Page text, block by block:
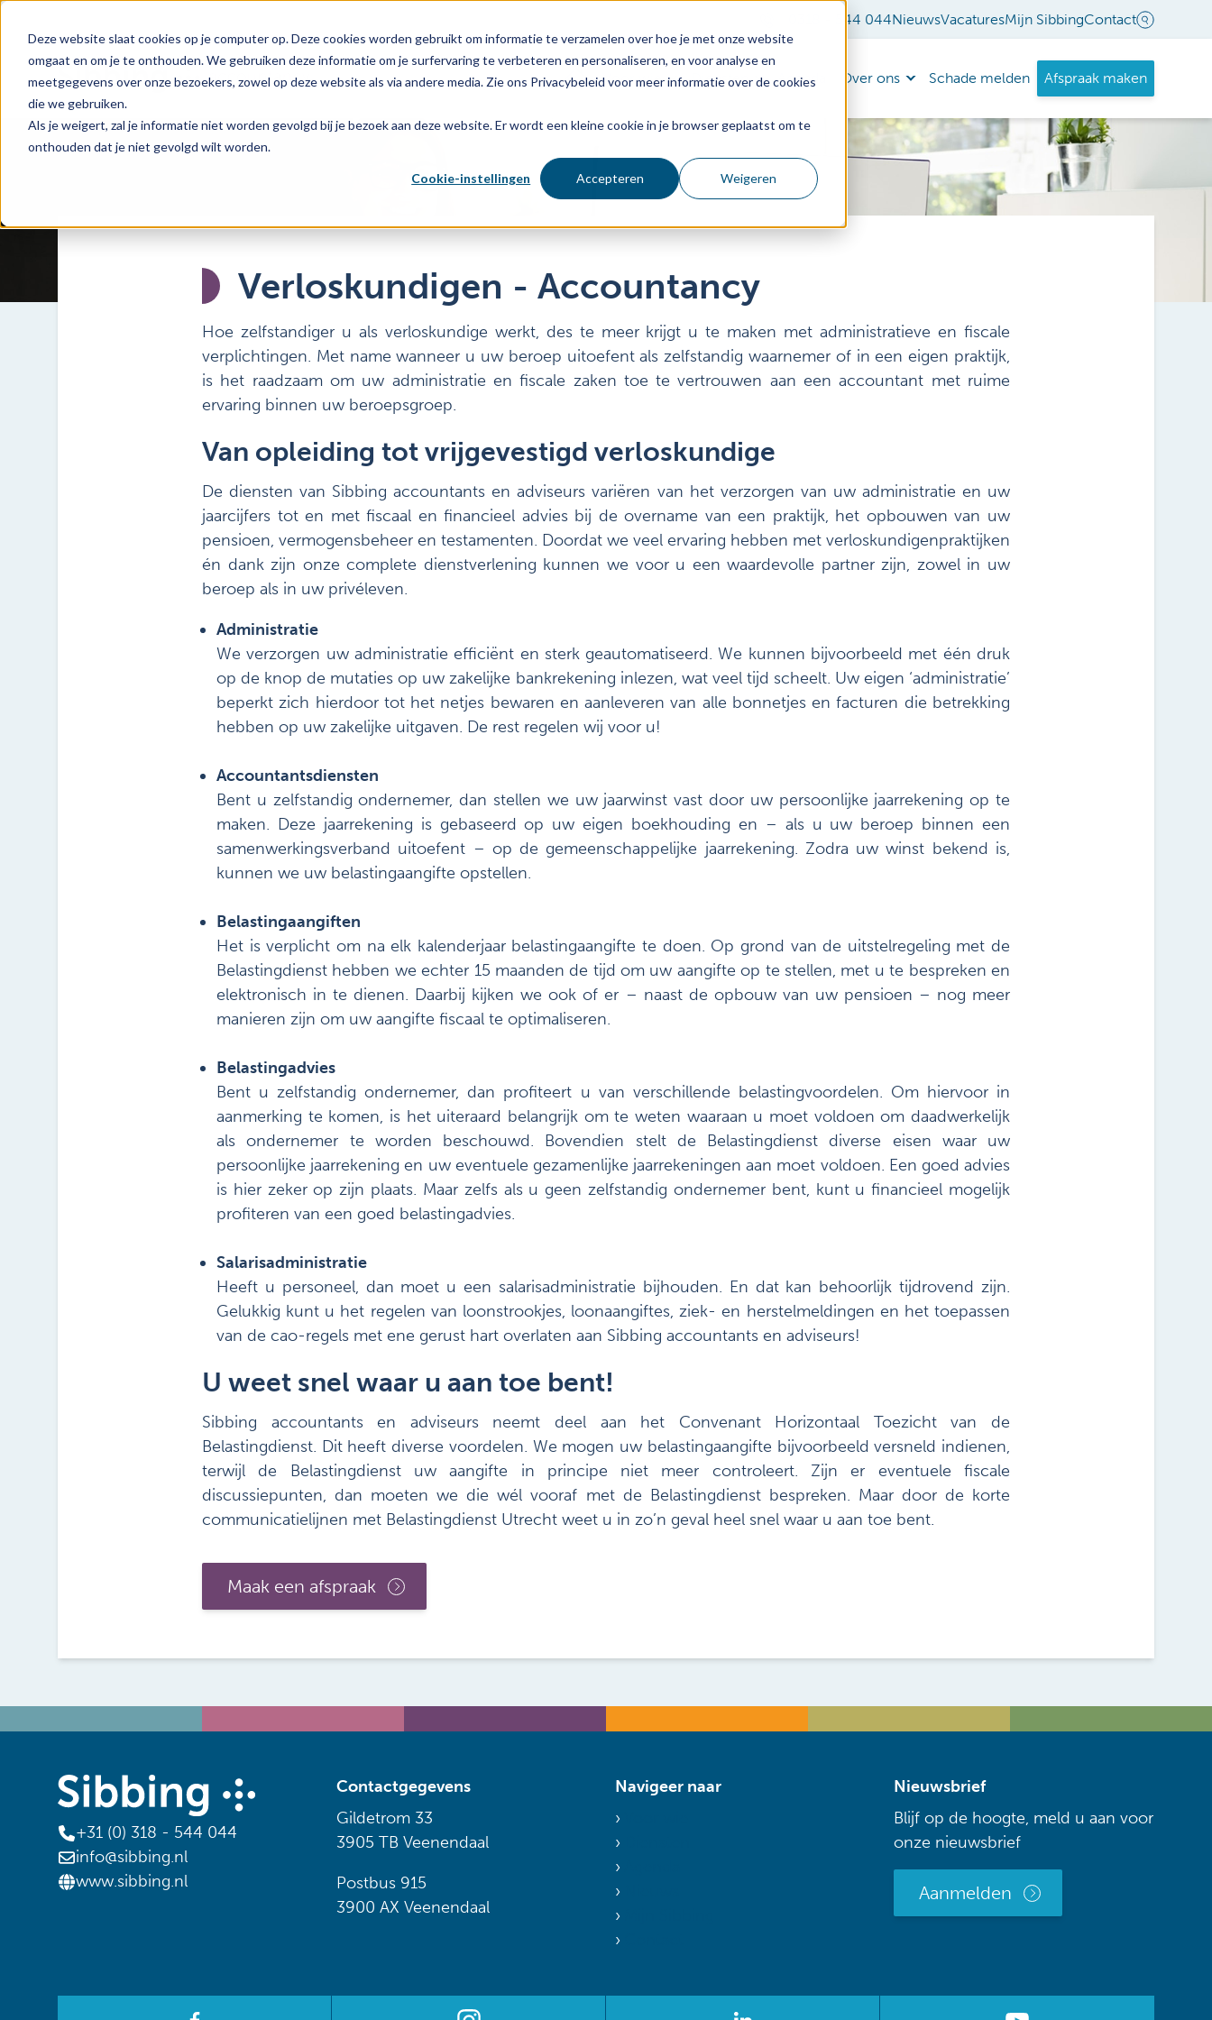
Deze website slaat cookies op je computer op. Deze cookies worden gebruikt om informatie te verzamelen over hoe je met onze website
omgaat en om je te onthouden. We gebruiken deze informatie om je surfervaring te verbeteren en personaliseren, en voor analyse en
meetgegevens over onze bezoekers, zowel op deze website als via andere media. Zie ons Privacybeleid voor meer informatie over de cookies
die we gebruiken.
Als je weigert, zal je informatie niet worden gevolgd bij je bezoek aan deze website. Er wordt een kleine cookie in je browser geplaatst om te
onthouden dat je niet gevolgd wilt worden.
Cookie-instellingen Accepteren Weigeren
0318 - 544 044NieuwsVacaturesMijn SibbingContact
Voor wie Diensten Agenda Over ons Schade melden Afspraak maken
Verloskundigen - Accountancy
Hoe zelfstandiger u als verloskundige werkt, des te meer krijgt u te maken met administratieve en fiscale
verplichtingen. Met name wanneer u uw beroep uitoefent als zelfstandig waarnemer of in een eigen praktijk,
is het raadzaam om uw administratie en fiscale zaken toe te vertrouwen aan een accountant met ruime
ervaring binnen uw beroepsgroep.
Van opleiding tot vrijgevestigd verloskundige
De diensten van Sibbing accountants en adviseurs variëren van het verzorgen van uw administratie en uw
jaarcijfers tot en met fiscaal en financieel advies bij de overname van een praktijk, het opbouwen van uw
pensioen, vermogensbeheer en testamenten. Doordat we veel ervaring hebben met verloskundigenpraktijken
én dank zijn onze complete dienstverlening kunnen we voor u een waardevolle partner zijn, zowel in uw
beroep als in uw privéleven.
Administratie
We verzorgen uw administratie efficiënt en sterk geautomatiseerd. We kunnen bijvoorbeeld met één druk
op de knop de mutaties op uw zakelijke bankrekening inlezen, wat veel tijd scheelt. Uw eigen ‘administratie’
beperkt zich hierdoor tot het netjes bewaren en aanleveren van alle bonnetjes en facturen die betrekking
hebben op uw zakelijke uitgaven. De rest regelen wij voor u!
Accountantsdiensten
Bent u zelfstandig ondernemer, dan stellen we uw jaarwinst vast door uw persoonlijke jaarrekening op te
maken. Deze jaarrekening is gebaseerd op uw eigen boekhouding en – als u uw beroep binnen een
samenwerkingsverband uitoefent – op de gemeenschappelijke jaarrekening. Zodra uw winst bekend is,
kunnen we uw belastingaangifte opstellen.
Belastingaangiften
Het is verplicht om na elk kalenderjaar belastingaangifte te doen. Op grond van de uitstelregeling met de
Belastingdienst hebben we echter 15 maanden de tijd om uw aangifte op te stellen, met u te bespreken en
elektronisch in te dienen. Daarbij kijken we ook of er – naast de opbouw van uw pensioen – nog meer
manieren zijn om uw aangifte fiscaal te optimaliseren.
Belastingadvies
Bent u zelfstandig ondernemer, dan profiteert u van verschillende belastingvoordelen. Om hiervoor in
aanmerking te komen, is het uiteraard belangrijk om te weten waaraan u moet voldoen om daadwerkelijk
als ondernemer te worden beschouwd. Bovendien stelt de Belastingdienst diverse eisen waar uw
persoonlijke jaarrekening en uw eventuele gezamenlijke jaarrekeningen aan moet voldoen. Een goed advies
is hier zeker op zijn plaats. Maar zelfs als u geen zelfstandig ondernemer bent, kunt u financieel mogelijk
profiteren van een goed belastingadvies.
Salarisadministratie
Heeft u personeel, dan moet u een salarisadministratie bijhouden. En dat kan behoorlijk tijdrovend zijn.
Gelukkig kunt u het regelen van loonstrookjes, loonaangiftes, ziek- en herstelmeldingen en het toepassen
van de cao-regels met ene gerust hart overlaten aan Sibbing accountants en adviseurs!
U weet snel waar u aan toe bent!
Sibbing accountants en adviseurs neemt deel aan het Convenant Horizontaal Toezicht van de
Belastingdienst. Dit heeft diverse voordelen. We mogen uw belastingaangifte bijvoorbeeld versneld indienen,
terwijl de Belastingdienst uw aangifte in principe niet meer controleert. Zijn er eventuele fiscale
discussiepunten, dan moeten we die wél vooraf met de Belastingdienst bespreken. Maar door de korte
communicatielijnen met Belastingdienst Utrecht weet u in zo’n geval heel snel waar u aan toe bent.
Maak een afspraak
+31 (0) 318 - 544 044
info@sibbing.nl
www.sibbing.nl
Contactgegevens
Gildetrom 33
3905 TB Veenendaal
Postbus 915
3900 AX Veenendaal
Navigeer naar
Nieuwsbrief
Blijf op de hoogte, meld u aan voor
onze nieuwsbrief
Aanmelden